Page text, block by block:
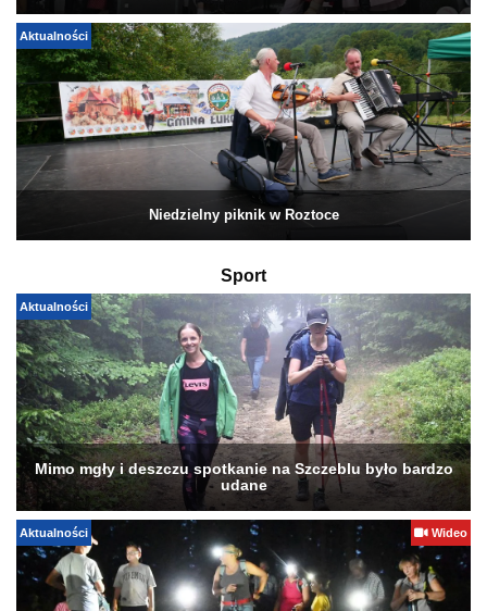
Aktualności
Niedzielny piknik w Roztoce
Sport
Aktualności
Mimo mgły i deszczu spotkanie na Szczeblu było bardzo
udane
Aktualności Wideo